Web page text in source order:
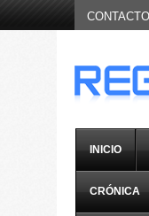
INICIO
CRÓNICA